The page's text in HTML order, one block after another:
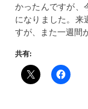
かったんですが、
になりました。来
すが、また一週間
共有: